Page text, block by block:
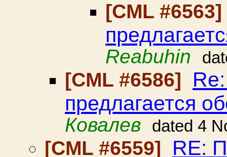
[CML #6563]
Reabuhin
[CML #6586]
предлагается
Ковалев
dated 4
[CML #6559] RE: